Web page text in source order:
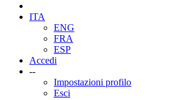
ITA
ENG
FRA
ESP
Accedi
--
Impostazioni profilo
Esci